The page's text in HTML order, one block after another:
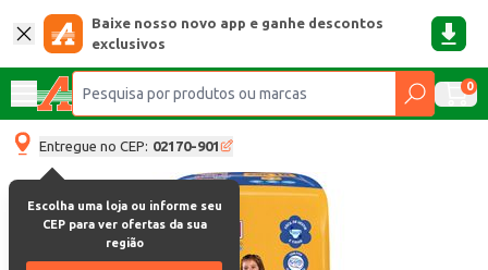
Baixe nosso novo app e ganhe descontos
exclusivos
0
Entregue no CEP: 02170-901
Escolha uma loja ou informe seu
CEP para ver ofertas da sua
região